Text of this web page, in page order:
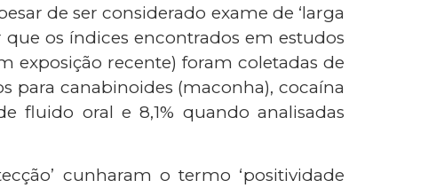
de ser considerado exame de ‘larga
os índices encontrados em estudos
exposição recente) foram coletadas de
para canabinoides (maconha), cocaína
fluido oral e 8,1% quando analisadas
cunharam o termo ‘positividade